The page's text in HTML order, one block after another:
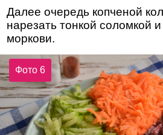
Далее очередь копченой
нарезать тонкой соломкой
моркови.
Фото 6